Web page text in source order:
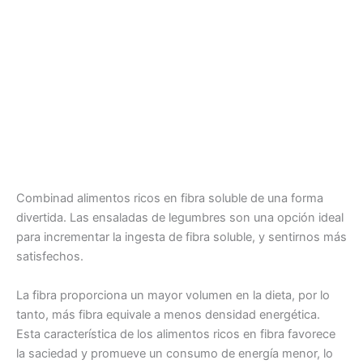
Combinad alimentos ricos en fibra soluble de una forma
divertida. Las ensaladas de legumbres son una opción ideal
para incrementar la ingesta de fibra soluble, y sentirnos más
satisfechos.
La fibra proporciona un mayor volumen en la dieta, por lo
tanto, más fibra equivale a menos densidad energética.
Esta característica de los alimentos ricos en fibra favorece
la saciedad y promueve un consumo de energía menor, lo